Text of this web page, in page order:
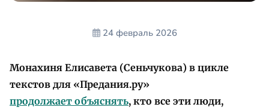
24 февраль 2026
Монахиня Елисавета (Сеньчукова) в цикле
текстов для «Предания.ру»
продолжает объяснять, кто все эти люди,